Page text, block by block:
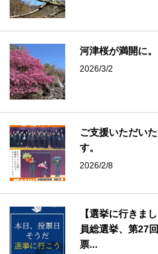
河津桜が満開に。
2026/3/2
ご支援いただい
す。
2026/2/8
【選挙に行きま
員総選挙、第27
票...